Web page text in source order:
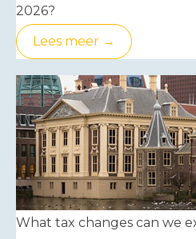
2026?
Lees meer →
What tax changes can we